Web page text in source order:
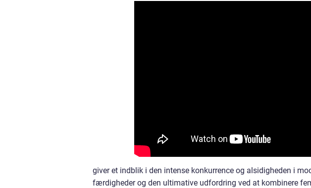
giver et indblik i den intense konkurrence og alsidigheden i
færdigheder og den ultimative udfordring ved at kombinere